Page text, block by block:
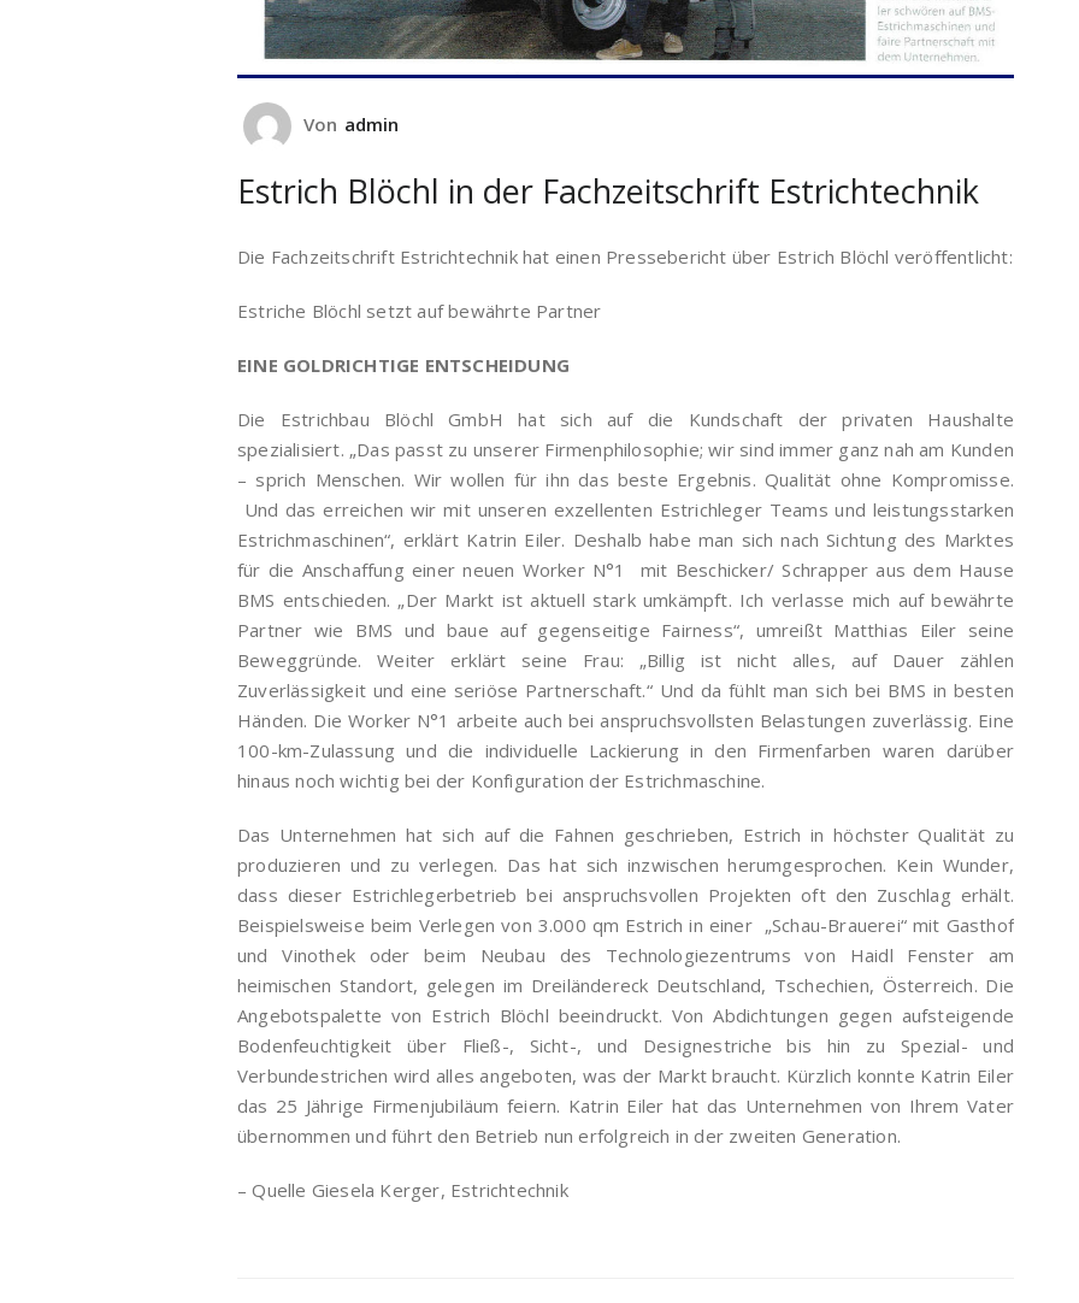
Von admin
Estrich Blöchl in der Fachzeitschrift Estrichtechnik
Die Fachzeitschrift Estrichtechnik hat einen Pressebericht über Estrich Blöchl veröffentlicht:
Estriche Blöchl setzt auf bewährte Partner
EINE GOLDRICHTIGE ENTSCHEIDUNG
Die Estrichbau Blöchl GmbH hat sich auf die Kundschaft der privaten Haushalte
spezialisiert. „Das passt zu unserer Firmenphilosophie; wir sind immer ganz nah am Kunden
– sprich Menschen. Wir wollen für ihn das beste Ergebnis. Qualität ohne Kompromisse.
Und das erreichen wir mit unseren exzellenten Estrichleger Teams und leistungsstarken
Estrichmaschinen“, erklärt Katrin Eiler. Deshalb habe man sich nach Sichtung des Marktes
für die Anschaffung einer neuen Worker N°1 mit Beschicker/ Schrapper aus dem Hause
BMS entschieden. „Der Markt ist aktuell stark umkämpft. Ich verlasse mich auf bewährte
Partner wie BMS und baue auf gegenseitige Fairness“, umreißt Matthias Eiler seine
Beweggründe. Weiter erklärt seine Frau: „Billig ist nicht alles, auf Dauer zählen
Zuverlässigkeit und eine seriöse Partnerschaft.“ Und da fühlt man sich bei BMS in besten
Händen. Die Worker N°1 arbeite auch bei anspruchsvollsten Belastungen zuverlässig. Eine
100-km-Zulassung und die individuelle Lackierung in den Firmenfarben waren darüber
hinaus noch wichtig bei der Konfiguration der Estrichmaschine.
Das Unternehmen hat sich auf die Fahnen geschrieben, Estrich in höchster Qualität zu
produzieren und zu verlegen. Das hat sich inzwischen herumgesprochen. Kein Wunder,
dass dieser Estrichlegerbetrieb bei anspruchsvollen Projekten oft den Zuschlag erhält.
Beispielsweise beim Verlegen von 3.000 qm Estrich in einer „Schau-Brauerei“ mit Gasthof
und Vinothek oder beim Neubau des Technologiezentrums von Haidl Fenster am
heimischen Standort, gelegen im Dreiländereck Deutschland, Tschechien, Österreich. Die
Angebotspalette von Estrich Blöchl beeindruckt. Von Abdichtungen gegen aufsteigende
Bodenfeuchtigkeit über Fließ-, Sicht-, und Designestriche bis hin zu Spezial- und
Verbundestrichen wird alles angeboten, was der Markt braucht. Kürzlich konnte Katrin Eiler
das 25 Jährige Firmenjubiläum feiern. Katrin Eiler hat das Unternehmen von Ihrem Vater
übernommen und führt den Betrieb nun erfolgreich in der zweiten Generation.
– Quelle Giesela Kerger, Estrichtechnik